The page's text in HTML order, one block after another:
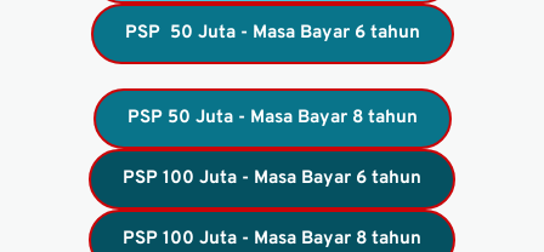
PSP 50 Juta - Masa Bayar 6 tahun
PSP 50 Juta - Masa Bayar 8 tahun
PSP 100 Juta - Masa Bayar 6 tahun
PSP 100 Juta - Masa Bayar 8 tahun